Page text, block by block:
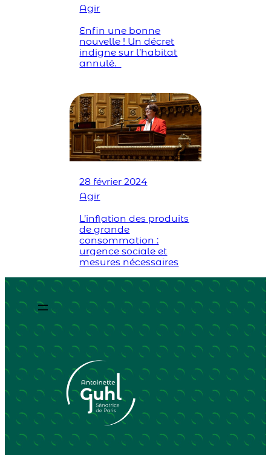
Agir
Enfin une bonne
nouvelle ! Un décret
indigne sur l’habitat
annulé.
28 février 2024
Agir
L’inflation des produits
de grande
consommation :
urgence sociale et
mesures nécessaires